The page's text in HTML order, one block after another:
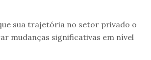
sua trajetória no setor privado o
mudanças significativas em nível